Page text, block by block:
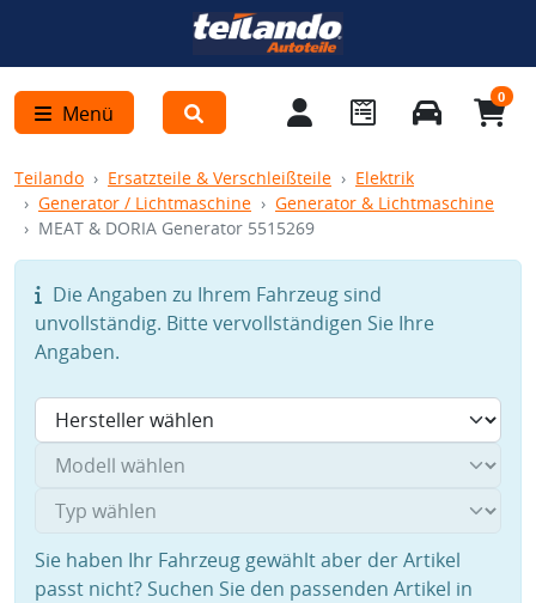
Menü
0
Teilando Ersatzteile & Verschleißteile
Elektrik
Generator / Lichtmaschine
Generator & Lichtmaschine
MEAT & DORIA Generator 5515269
Die Angaben zu Ihrem Fahrzeug sind
unvollständig. Bitte vervollständigen Sie Ihre
Angaben.
Sie haben Ihr Fahrzeug gewählt aber der Artikel
passt nicht? Suchen Sie den passenden Artikel in